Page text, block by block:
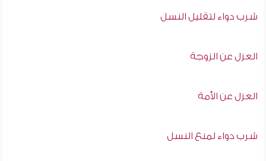
شرب دواء لتقليل النسل
العزل عن الزوجة
العزل عن الأمة
شرب دواء لمنع النسل